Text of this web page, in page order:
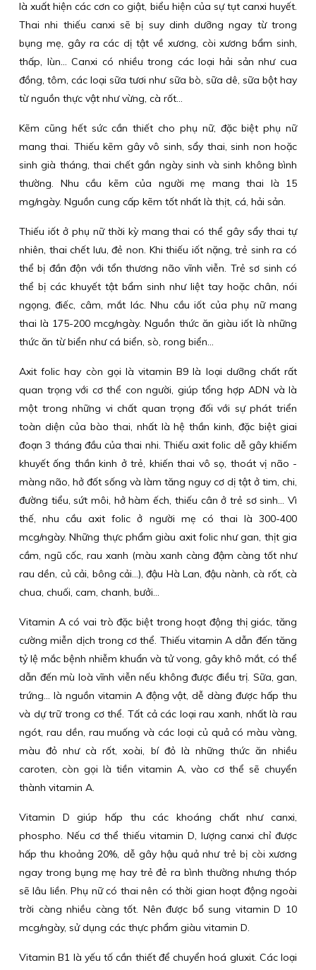
là xuất hiện các cơn co giật, biểu hiện của sự tụt canxi huyết.
Thai nhi thiếu canxi sẽ bị suy dinh dưỡng ngay từ trong
bụng mẹ, gây ra các dị tật về xương, còi xương bẩm sinh,
thấp, lùn… Canxi có nhiều trong các loại hải sản như cua
đồng, tôm, các loại sữa tươi như sữa bò, sữa dê, sữa bột hay
từ nguồn thực vật như vừng, cà rốt…
Kẽm cũng hết sức cần thiết cho phụ nữ, đặc biệt phụ nữ
mang thai. Thiếu kẽm gây vô sinh, sẩy thai, sinh non hoặc
sinh già tháng, thai chết gần ngày sinh và sinh không bình
thường. Nhu cầu kẽm của người mẹ mang thai là 15
mg/ngày. Nguồn cung cấp kẽm tốt nhất là thịt, cá, hải sản.
Thiếu iốt ở phụ nữ thời kỳ mang thai có thể gây sẩy thai tự
nhiên, thai chết lưu, đẻ non. Khi thiếu iốt nặng, trẻ sinh ra có
thể bị đần độn với tổn thương não vĩnh viễn. Trẻ sơ sinh có
thể bị các khuyết tật bẩm sinh như liệt tay hoặc chân, nói
ngọng, điếc, câm, mắt lác. Nhu cầu iốt của phụ nữ mang
thai là 175-200 mcg/ngày. Nguồn thức ăn giàu iốt là những
thức ăn từ biển như cá biển, sò, rong biển...
Axit folic hay còn gọi là vitamin B9 là loại dưỡng chất rất
quan trọng với cơ thể con người, giúp tổng hợp ADN và là
một trong những vi chất quan trọng đối với sự phát triển
toàn diện của bào thai, nhất là hệ thần kinh, đặc biệt giai
đoạn 3 tháng đầu của thai nhi. Thiếu axit folic dễ gây khiếm
khuyết ống thần kinh ở trẻ, khiến thai vô sọ, thoát vị não -
màng não, hở đốt sống và làm tăng nguy cơ dị tật ở tim, chi,
đường tiểu, sứt môi, hở hàm ếch, thiếu cân ở trẻ sơ sinh… Vì
thế, nhu cầu axit folic ở người mẹ có thai là 300-400
mcg/ngày. Những thực phẩm giàu axit folic như gan, thịt gia
cầm, ngũ cốc, rau xanh (màu xanh càng đậm càng tốt như
rau dền, củ cải, bông cải…), đậu Hà Lan, đậu nành, cà rốt, cà
chua, chuối, cam, chanh, bưởi…
Vitamin A có vai trò đặc biệt trong hoạt động thị giác, tăng
cường miễn dịch trong cơ thể. Thiếu vitamin A dẫn đến tăng
tỷ lệ mắc bệnh nhiễm khuẩn và tử vong, gây khô mắt, có thể
dẫn đến mù loà vĩnh viễn nếu không được điều trị. Sữa, gan,
trứng... là nguồn vitamin A động vật, dễ dàng được hấp thu
và dự trữ trong cơ thể. Tất cả các loại rau xanh, nhất là rau
ngót, rau dền, rau muống và các loại củ quả có màu vàng,
màu đỏ như cà rốt, xoài, bí đỏ là những thức ăn nhiều
caroten, còn gọi là tiền vitamin A, vào cơ thể sẽ chuyển
thành vitamin A.
Vitamin D giúp hấp thu các khoáng chất như canxi,
phospho. Nếu cơ thể thiếu vitamin D, lượng canxi chỉ được
hấp thu khoảng 20%, dễ gây hậu quả như trẻ bị còi xương
ngay trong bụng mẹ hay trẻ đẻ ra bình thường nhưng thóp
sẽ lâu liền. Phụ nữ có thai nên có thời gian hoạt động ngoài
trời càng nhiều càng tốt. Nên được bổ sung vitamin D 10
mcg/ngày, sử dụng các thực phẩm giàu vitamin D.
Vitamin B1 là yếu tố cần thiết để chuyển hoá gluxit. Các loại